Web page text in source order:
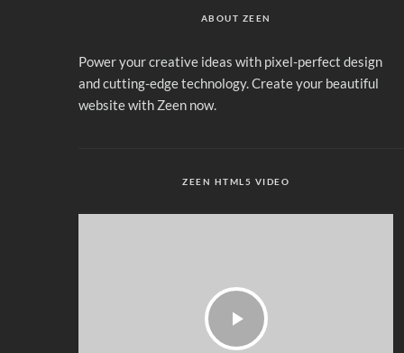
ABOUT ZEEN
Power your creative ideas with pixel-perfect design
and cutting-edge technology. Create your beautiful
website with Zeen now.
ZEEN HTML5 VIDEO